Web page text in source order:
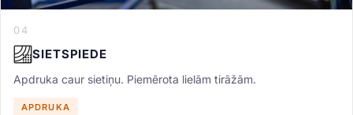
04
SIETSPIEDE
Apdruka caur sietiņu. Piemērota lielām tirāžām.
APDRUKA